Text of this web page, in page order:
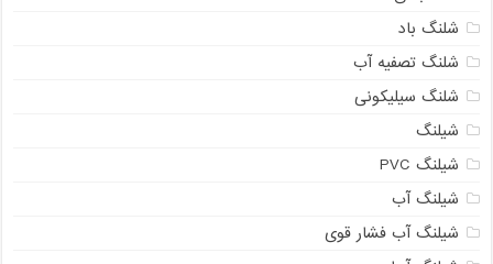
شلنگ باد
شلنگ تصفیه آب
شلنگ سیلیکونی
شیلنگ
شیلنگ PVC
شیلنگ آب
شیلنگ آب فشار قوی